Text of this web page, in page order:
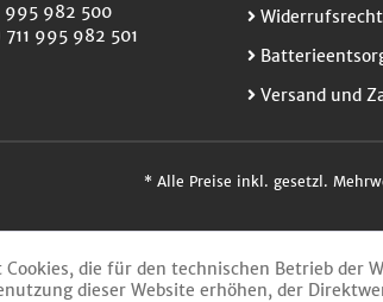
995 982 500
995 982 501
Widerrufsrecht
Versand und
* Alle Preise inkl. gesetzl.
Cookies, die für den technischen Betrieb der
dieser Website erhöhen, der